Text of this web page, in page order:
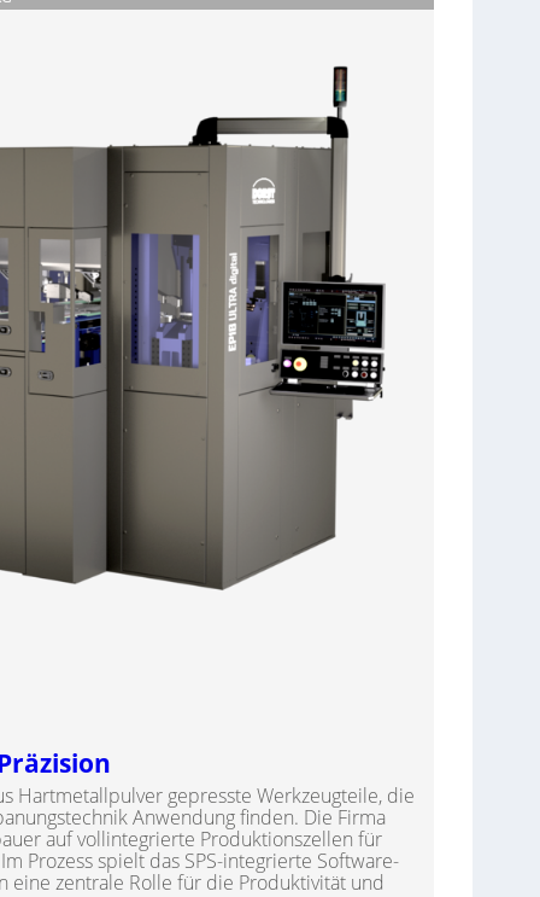
Hartmetallpulver gepresste Werkzeugteile, die
Anwendung finden. Die Firma
auf vollintegrierte Produktionszellen für
Prozess spielt das SPS-integrierte Software-
eine zentrale Rolle für die Produktivität und